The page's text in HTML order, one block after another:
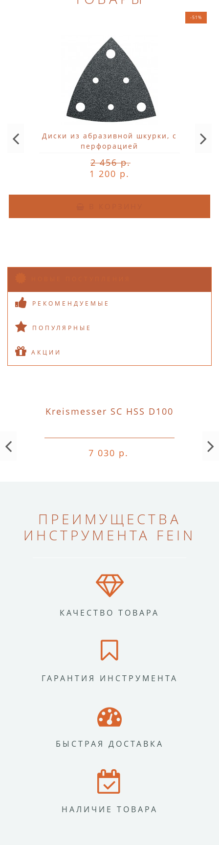
-51%
Диски из абразивной шкурки, с
перфорацией
2 456 р.
1 200 р.
РЕКОМЕНДУЕМЫЕ
ПОПУЛЯРНЫЕ
АКЦИИ
Kreismesser SC HSS D100
7 030 р.
ПРЕИМУЩЕСТВА
ИНСТРУМЕНТА FEIN
КАЧЕСТВО ТОВАРА
ГАРАНТИЯ ИНСТРУМЕНТА
БЫСТРАЯ ДОСТАВКА
НАЛИЧИЕ ТОВАРА